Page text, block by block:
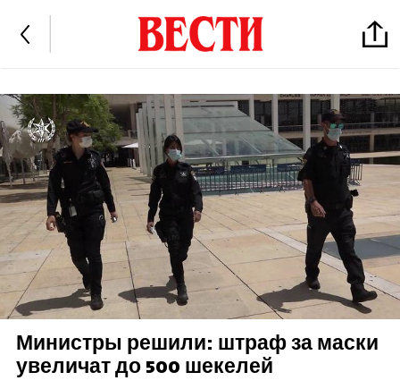
Министры решили: штраф за маски
увеличат до 500 шекелей